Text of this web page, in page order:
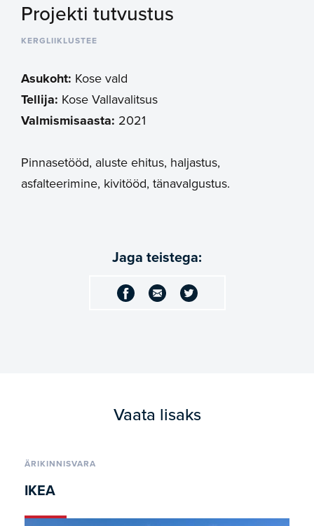
Projekti tutvustus
KERGLIIKLUSTEE
Asukoht: Kose vald
Tellija: Kose Vallavalitsus
Valmismisaasta: 2021
Pinnasetööd, aluste ehitus, haljastus,
asfalteerimine, kivitööd, tänavalgustus.
Jaga teistega:
Vaata lisaks
ÄRIKINNISVARA
IKEA